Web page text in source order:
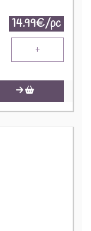
14.99€/pc
+